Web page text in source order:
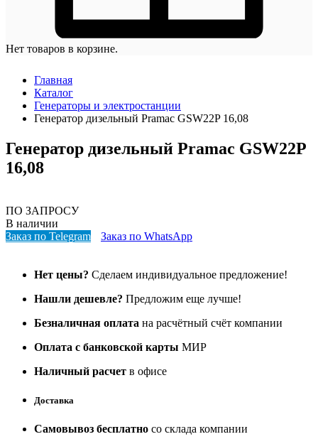
Нет товаров в корзине.
Главная
Каталог
Генераторы и электростанции
Генератор дизельный Pramac GSW22P 16,08
Генератор дизельный Pramac GSW22P
16,08
ПО ЗАПРОСУ
В наличии
Заказ по Telegram
Заказ по WhatsApp
Нет цены? Сделаем индивидуальное предложение!
Нашли дешевле? Предложим еще лучше!
Безналичная оплата на расчётный счёт компании
Оплата с банковской карты МИР
Наличный расчет в офисе
Доставка
Самовывоз бесплатно со склада компании